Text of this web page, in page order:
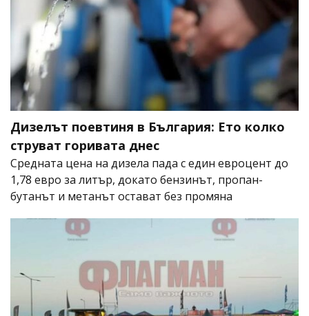
Дизелът поевтиня в България: Ето колко
струват горивата днес
Средната цена на дизела пада с един евроцент до
1,78 евро за литър, докато бензинът, пропан-
бутанът и метанът остават без промяна